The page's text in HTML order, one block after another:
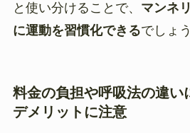
と使い分けることで、 マンネ
に運動を習慣化できるでしょう
料金の負担や呼吸法の違い
デメリットに注意